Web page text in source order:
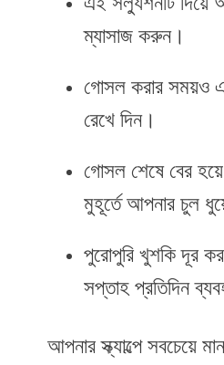
এই সল্যুশনটি দিয়ে
ম্যাসাজ করুন।
গোসল করার সময়ও
রেখে দিন।
গোসল শেষে বের
মুহূর্তে আপনার চুল
পুরোপুরি খুশকি দূর
সপ্তাহ প্রতিদিন
আপনার স্ক্যাল্পে সবচেয়ে